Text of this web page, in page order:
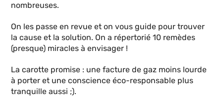
nombreuses.
On les passe en revue et on vous guide pour trouver
la cause et la solution. On a répertorié 10 remèdes
(presque) miracles à envisager !
La carotte promise : une facture de gaz moins lourde
à porter et une conscience éco-responsable plus
tranquille aussi ;).